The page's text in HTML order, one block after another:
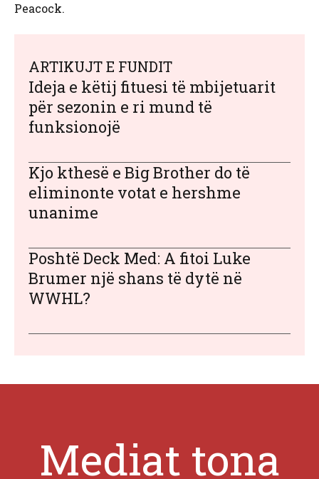
Peacock.
ARTIKUJT E FUNDIT
Ideja e këtij fituesi të mbijetuarit
për sezonin e ri mund të
funksionojë
Kjo kthesë e Big Brother do të
eliminonte votat e hershme
unanime
Poshtë Deck Med: A fitoi Luke
Brumer një shans të dytë në
WWHL?
Mediat tona